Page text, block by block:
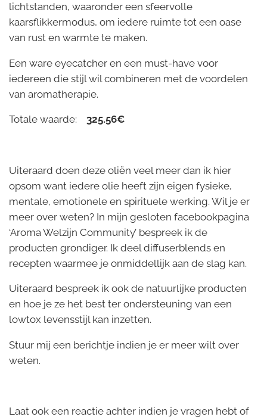
lichtstanden, waaronder een sfeervolle
kaarsflikkermodus, om iedere ruimte tot een oase
van rust en warmte te maken.
Een ware eyecatcher en een must-have voor
iedereen die stijl wil combineren met de voordelen
van aromatherapie.
Totale waarde: 325.56€
Uiteraard doen deze oliën veel meer dan ik hier
opsom want iedere olie heeft zijn eigen fysieke,
mentale, emotionele en spirituele werking. Wil je er
meer over weten? In mijn gesloten facebookpagina
‘Aroma Welzijn Community’ bespreek ik de
producten grondiger. Ik deel diffuserblends en
recepten waarmee je onmiddellijk aan de slag kan.
Uiteraard bespreek ik ook de natuurlijke producten
en hoe je ze het best ter ondersteuning van een
lowtox levensstijl kan inzetten.
Stuur mij een berichtje indien je er meer wilt over
weten.
Laat ook een reactie achter indien je vragen hebt of